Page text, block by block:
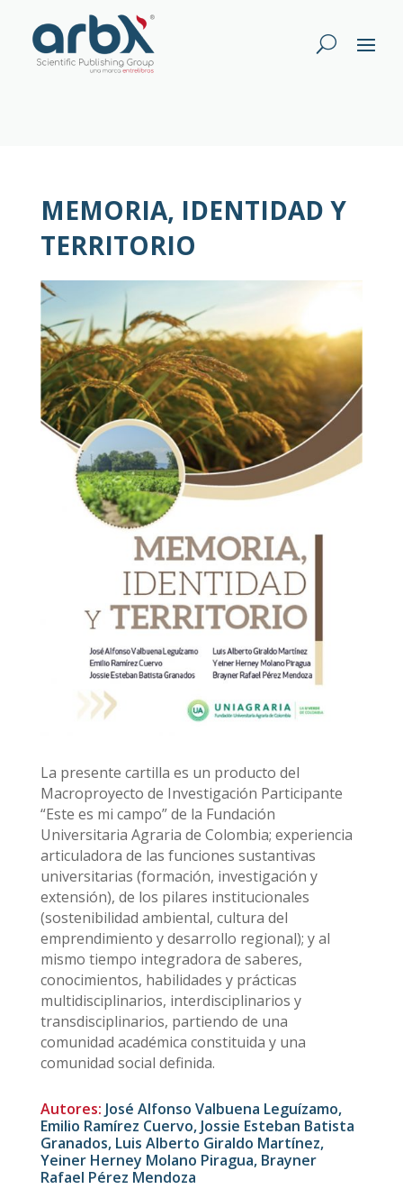
MEMORIA, IDENTIDAD Y
TERRITORIO
La presente cartilla es un producto del
Macroproyecto de Investigación Participante
“Este es mi campo” de la Fundación
Universitaria Agraria de Colombia; experiencia
articuladora de las funciones sustantivas
universitarias (formación, investigación y
extensión), de los pilares institucionales
(sostenibilidad ambiental, cultura del
emprendimiento y desarrollo regional); y al
mismo tiempo integradora de saberes,
conocimientos, habilidades y prácticas
multidisciplinarios, interdisciplinarios y
transdisciplinarios, partiendo de una
comunidad académica constituida y una
comunidad social definida.
Autores: José Alfonso Valbuena Leguízamo,
Emilio Ramírez Cuervo, Jossie Esteban Batista
Granados, Luis Alberto Giraldo Martínez,
Yeiner Herney Molano Piragua, Brayner
Rafael Pérez Mendoza